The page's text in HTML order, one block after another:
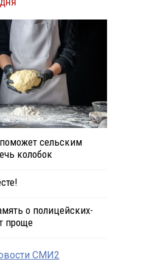
сельским
колобок
о полицейских-
проще
СМИ2